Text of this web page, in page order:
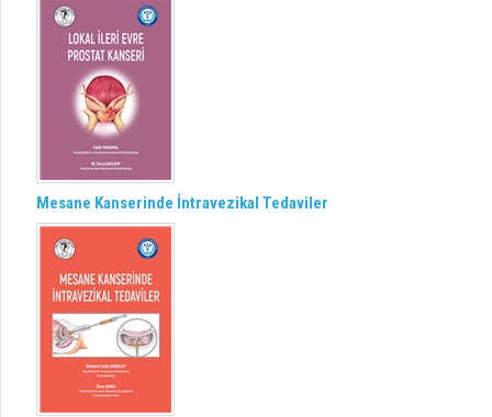
Mesane Kanserinde İntravezikal Tedaviler